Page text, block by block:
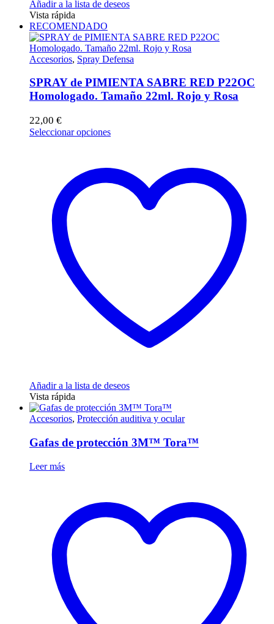
Añadir a la lista de deseos
Vista rápida
RECOMENDADO
Accesorios, Spray Defensa
SPRAY de PIMIENTA SABRE RED P22OC
Homologado. Tamaño 22ml. Rojo y Rosa
22,00 €
Seleccionar opcionesEste
variantes.
Las
opciones
Añadir a la lista de deseos
Vista rápida
Accesorios, Protección auditiva y ocular
Gafas de protección 3M™ Tora™
Leer más